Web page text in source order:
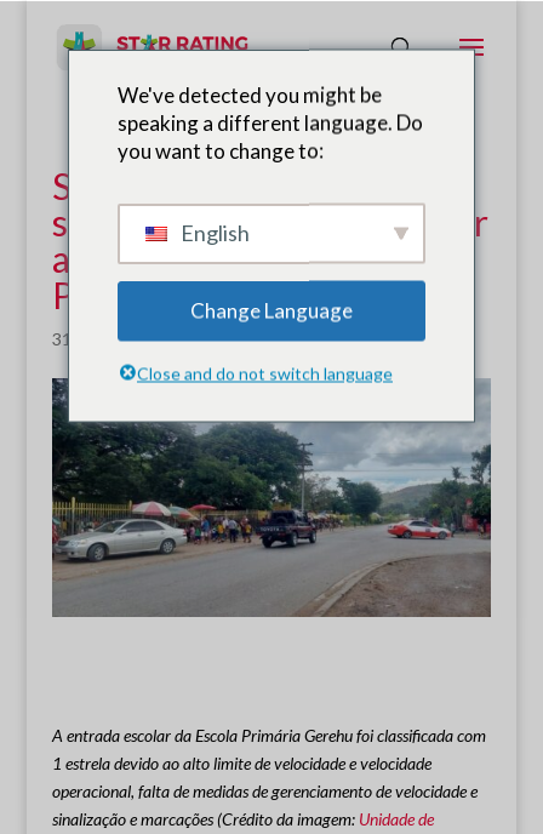
SR4S apoia medidas
significativas para melhorar
a segurança escolar na
Papua Nova Guiné
31 de julho de 2023|Notícias
A entrada escolar da Escola Primária Gerehu foi classificada com
1 estrela devido ao alto limite de velocidade e velocidade
operacional, falta de medidas de gerenciamento de velocidade e
sinalização e marcações(Crédito da imagem: Unidade de
We've detected you might be
speaking a different language. Do
you want to change to:
English
Change Language
Close and do not switch language